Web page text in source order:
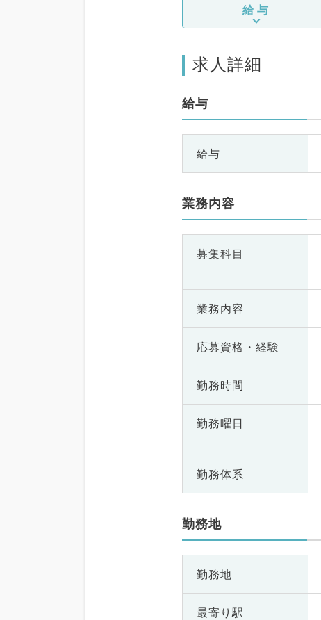
給与
求人詳細
給与
給与
業務内容
募集科目
業務内容
応募資格・ 経験
勤務時間
勤務曜日
勤務体系
勤務地
勤務地
最寄り駅